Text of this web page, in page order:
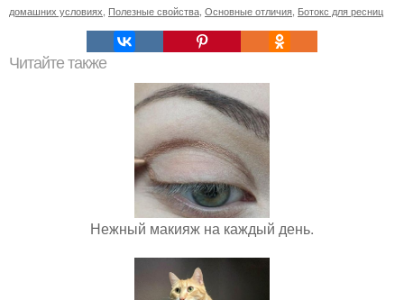
домашних условиях Полезные свойства Основные отличия Ботокс для ресниц
Читайте также
Нежный макияж на каждый день.